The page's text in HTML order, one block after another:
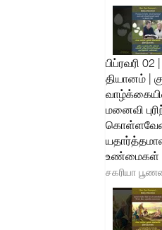
பிப்ரவரி
தியானம் |
மனைவி
உண்மைகள்
சகரியா